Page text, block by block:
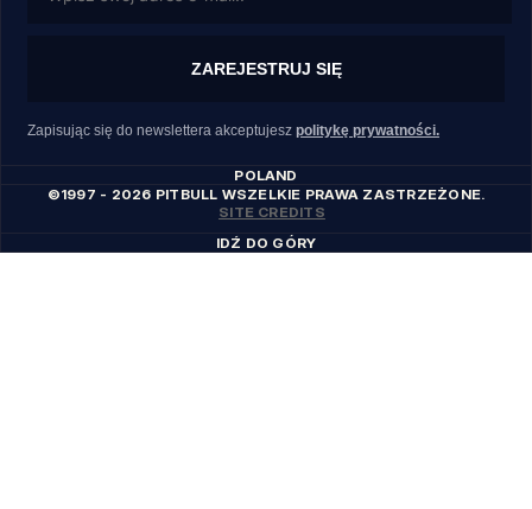
ZAREJESTRUJ SIĘ
Zapisując się do newslettera akceptujesz politykę prywatności.
POLAND
©1997 - 2026 PITBULL WSZELKIE PRAWA ZASTRZEŻONE.
SITE CREDITS
IDŹ DO GÓRY